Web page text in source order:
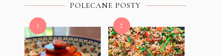
POLECANE POSTY